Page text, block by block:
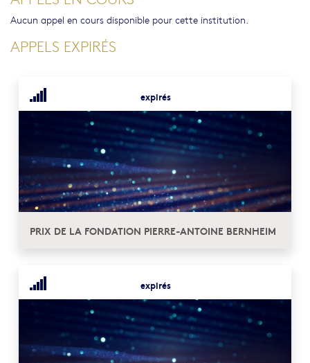
Aucun appel en cours disponible pour cette institution.
APPELS EXPIRÉS
expirés
PRIX DE LA FONDATION PIERRE-ANTOINE BERNHEIM
expirés